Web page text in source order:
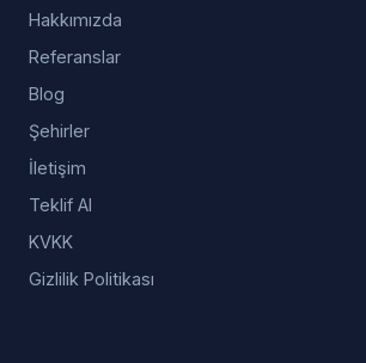
Hakkımızda
Referanslar
Blog
Şehirler
İletişim
Teklif Al
KVKK
Gizlilik Politikası